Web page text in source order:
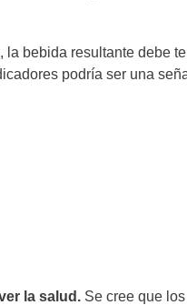
bebida resultante debe
podría ser una
la salud. Se cree que los